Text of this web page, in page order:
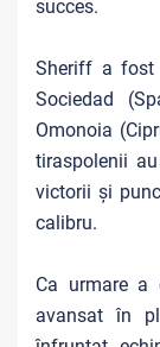
succes.
Sheriff a fost
Sociedad
Omonoia
tiraspolenii
victorii și
calibru.
Ca urmare
avansat în